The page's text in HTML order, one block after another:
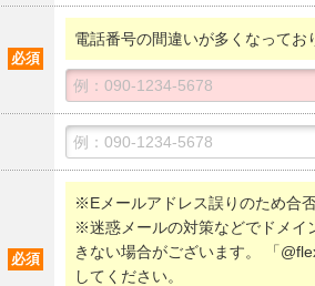
必須
電話番号の間違いが多くなって
必須
※Eメールアドレス誤りのため合
※迷惑メールの対策などでドメイ
きない場合がございます。 「
してください。